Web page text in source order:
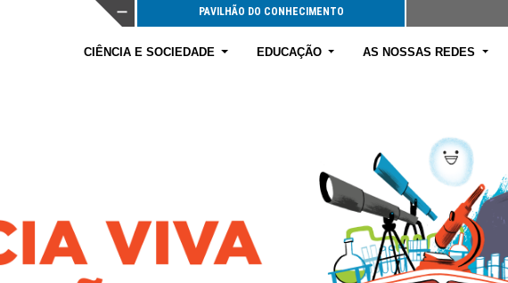
PAVILHÃO DO CONHECIMENTO
CIÊNCIA E SOCIEDADE EDUCAÇÃO AS NOSSAS REDES